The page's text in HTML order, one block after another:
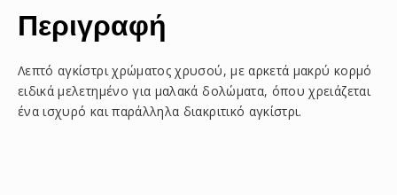
Περιγραφή
Λεπτό αγκίστρι χρώματος χρυσού, με αρκετά μακρύ κορμό
ειδικά μελετημένο για μαλακά δολώματα, όπου χρειάζεται
ένα ισχυρό και παράλληλα διακριτικό αγκίστρι.